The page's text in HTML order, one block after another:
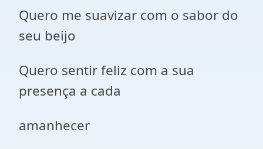
Quero me suavizar com o sabor do
seu beijo
Quero sentir feliz com a sua
presença a cada
amanhecer